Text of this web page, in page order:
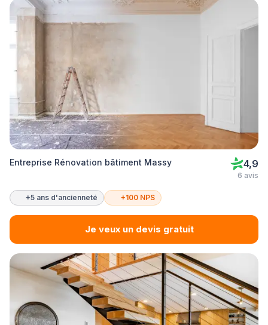
Entreprise Rénovation bâtiment Massy 4,9
6 avis
+5 ans d'ancienneté +100 NPS
Je veux un devis gratuit